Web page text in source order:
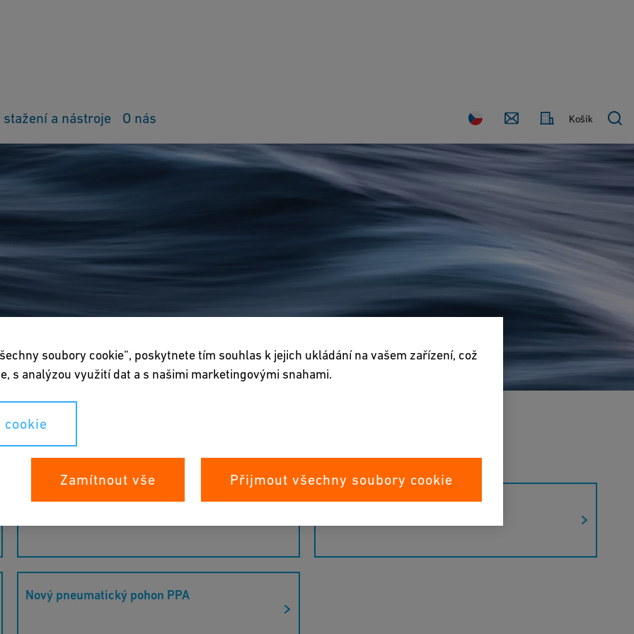
Země
Kontaktujte
Košík
stažení a nástroje O nás
kráčí vstříc
jsme a co GF představuje – přinášíme
NeoFlow PRV PVC-U
Nový pneumatický pohon PPA
soubory cookie“, poskytnete tím souhlas k jejich ukládání na vašem zařízení, což
s analýzou využití dat a s našimi marketingovými snahami.
cookie
Zamítnout vše Přijmout všechny soubory cookie